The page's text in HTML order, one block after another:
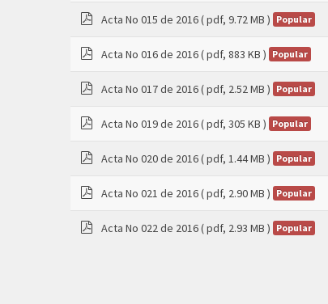
Acta No 015 de 2016( pdf, 9.72 MB ) Popular
Acta No 016 de 2016( pdf, 883 KB ) Popular
Acta No 017 de 2016( pdf, 2.52 MB ) Popular
Acta No 019 de 2016( pdf, 305 KB ) Popular
Acta No 020 de 2016( pdf, 1.44 MB ) Popular
Acta No 021 de 2016( pdf, 2.90 MB ) Popular
Acta No 022 de 2016( pdf, 2.93 MB ) Popular